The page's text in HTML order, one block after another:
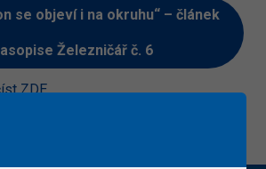
se objeví i na okruhu“ – článek
Železničář č. 6
ZDE